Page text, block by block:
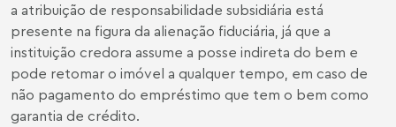
a atribuição de responsabilidade subsidiária está
presente na figura da alienação fiduciária, já que a
instituição credora assume a posse indireta do bem e
pode retomar o imóvel a qualquer tempo, em caso de
não pagamento do empréstimo que tem o bem como
garantia de crédito.